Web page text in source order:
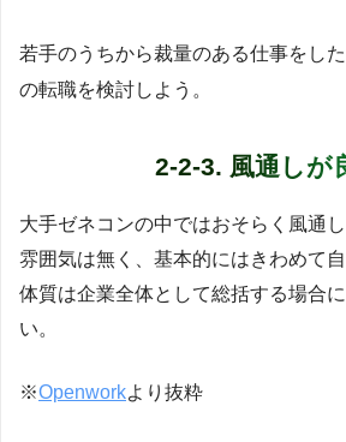
若手のうちから裁量のある仕事をし
の転職を検討しよう。
2-2-3. 風通しが
大手ゼネコンの中ではおそらく風通
雰囲気は無く、基本的にはきわめて
体質は企業全体として総括する場合
い。
※Openworkより抜粋